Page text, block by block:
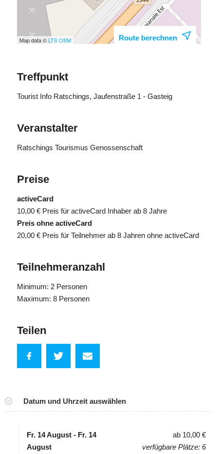
Map data ©LTSOSM Route berechnen
Treffpunkt
Tourist Info Ratschings, Jaufenstraße 1 - Gasteig
Veranstalter
Ratschings Tourismus Genossenschaft
Preise
activeCard
10,00 € Preis für activeCard Inhaber ab 8 Jahre
Preis ohne activeCard
20,00 € Preis für Teilnehmer ab 8 Jahren ohne activeCard
Teilnehmeranzahl
Minimum: 2 Personen
Maximum: 8 Personen
Teilen